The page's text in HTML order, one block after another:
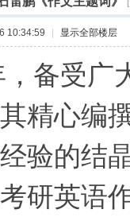
10:34:59 显示全部楼层
备受广
精心编
验的结
研英语